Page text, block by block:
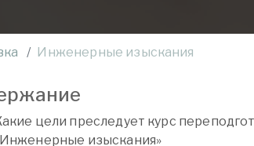
Инженерные изыскания
цели преследует курс
изыскания»